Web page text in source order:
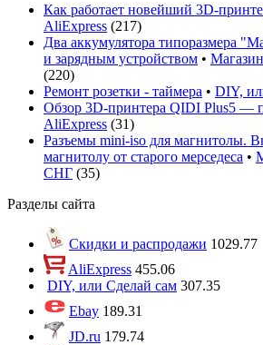
Как работает новейший 3D-
AliExpress (217)
Два аккумулятора типоразмера
и зарядным устройством •
(220)
Ремонт розетки - таймера • DIY,
Обзор 3D-принтера QIDI Plus5 —
AliExpress (31)
Разъемы mini-iso для магнитолы.
магнитолу от старого мерседеса •
СНГ (35)
Разделы сайта
Скидки и распродажи 1029.77
AliExpress 455.06
DIY, или Сделай сам 307.35
Ebay 189.31
JD.ru 179.74